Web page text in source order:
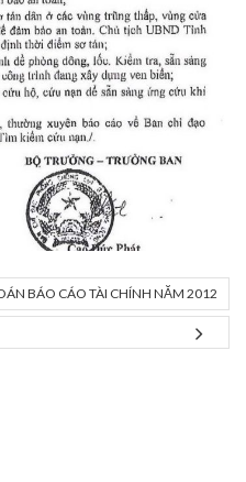
BÁO CÁO TÀI CHÍNH NĂM 2012